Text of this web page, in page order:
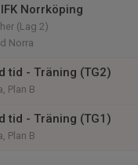
Norrköping
(Lag 2)
Norra
tid - Träning (TG2)
Plan B
tid - Träning (TG1)
Plan B